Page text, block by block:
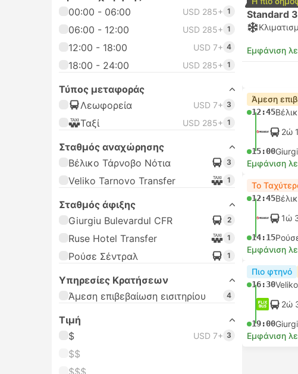
00:00 - 06:00
USD 285+ 1
06:00 - 12:00 USD 285+ 1
12:00 - 18:00 USD 7+ 4
18:00 - 24:00 USD 285+ 1
Τύπος μεταφοράς
Λεωφορεία
USD 7+ 3
Ταξί USD 285+ 1
Σταθμός αναχώρησης
Βέλικο Τάρνοβο Νότια
3
Veliko Tarnovo Transfer 1
Σταθμός άφιξης
Giurgiu Bulevardul CFR
2
Ruse Hotel Transfer 1
Ρούσε Σέντραλ 1
Υπηρεσίες Κρατήσεων
Άμεση επιβεβαίωση εισιτηρίου
4
Τιμή
$
USD 7+ 3
$$
$$$
Standard
Εμφάνιση
Άμεση
12:45
2ώ
15:00
Εμφάνιση
Το
12:45
1ώ
14:15
Εμφάνιση
Πιο φτηνό
16:30
2ώ
19:00
Εμφάνιση